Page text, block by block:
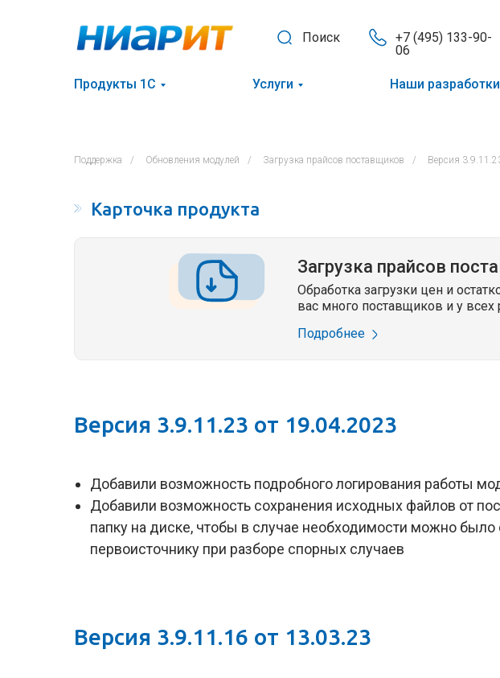
Поиск
+7 (495) 133-90-
06
Продукты 1С Услуги Наши разработки
Поддержка / Обновления модулей / Загрузка прайсов поставщиков / Версия
Карточка продукта
Загрузка прайсов
Обработка загрузки цен и
вас много поставщиков и у
Подробнее
Версия 3.9.11.23 от 19.04.2023
Добавили возможность подробного логирования работы
Добавили возможность сохранения исходных файлов от
папку на диске, чтобы в случае необходимости можно было
первоисточнику при разборе спорных случаев
Версия 3.9.11.16 от 13.03.23